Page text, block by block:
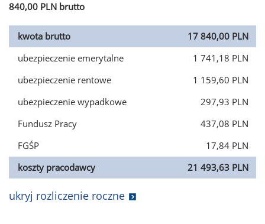
840,00 PLN brutto
kwota brutto
17 840,00 PLN
ubezpieczenie emerytalne
1 741,18 PLN
ubezpieczenie rentowe
1 159,60 PLN
ubezpieczenie wypadkowe
297,93 PLN
Fundusz Pracy
437,08 PLN
FGŚP
17,84 PLN
koszty pracodawcy
21 493,63 PLN
ukryj rozliczenie roczne